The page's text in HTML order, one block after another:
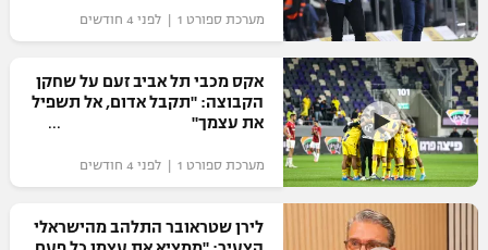
מערכת ספורט 1 | לפני 4 חודשים
אקס מכבי תל אביב זעם על שחקן
הקבוצה: "תקבל אדום, אל תשפיל
את עצמך"
מערכת ספורט 1 | לפני 4 חודשים
לירן שטראובר התלהב מהישראלי